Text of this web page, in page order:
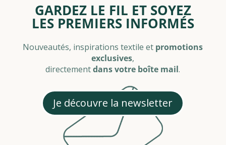
GARDEZ LE FIL ET SOYEZ
LES PREMIERS INFORMÉS
Nouveautés, inspirations textile et promotions
exclusives,
directementdans votre boîte mail.
Je découvre la newsletter